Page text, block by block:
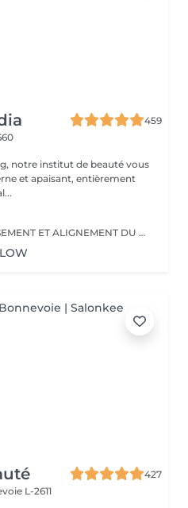
459
notre institut de beauté vous
et apaisant, entièrement
PROGRAMME DE RAJEUNISSEMENT ET ALIGNEMENT DU TEINT DE LA PEAU
427
L-2611